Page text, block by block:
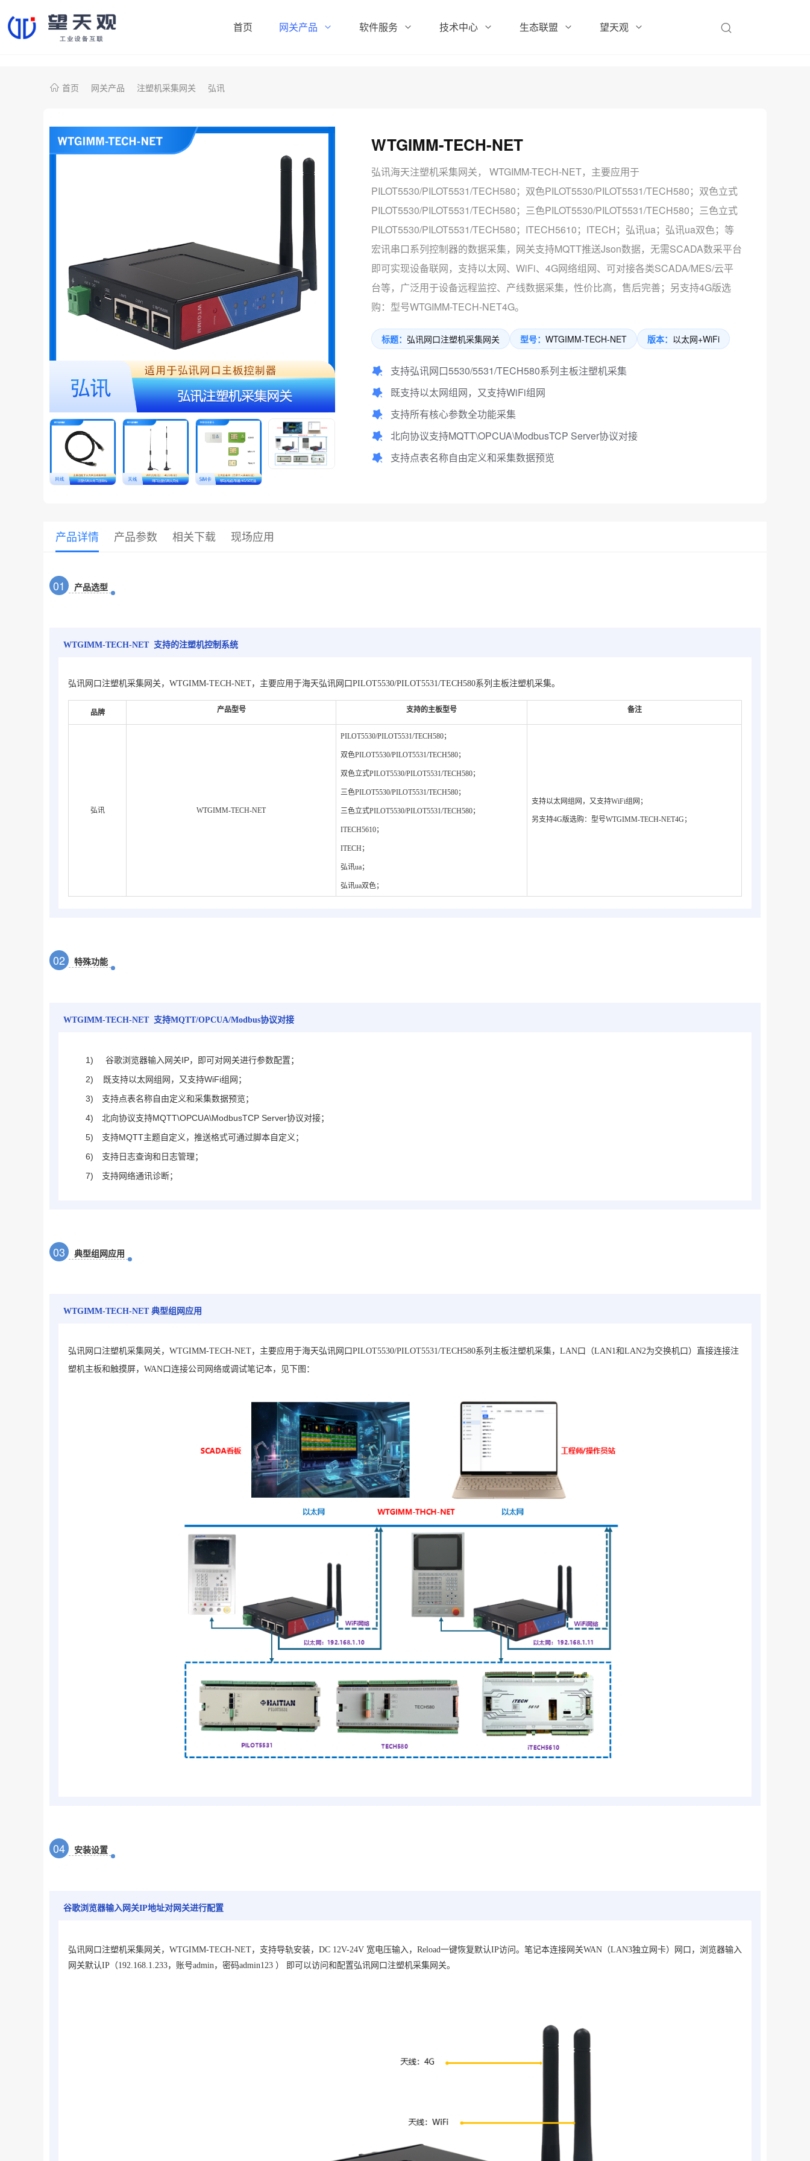
首页 网关产品
机床采集网关
软件服务 技术中心 生态联盟
鼎捷数智
望天观
首页 网关产品 注塑机采集网关 弘讯
WTGIMM-TECH-NET
弘讯海天注塑机采集网关， WTGIMM-TECH-NET，主要应用于
PILOT5530/PILOT5531/TECH580；双色PILOT5530/PILOT5531/TECH580；双色立式
PILOT5530/PILOT5531/TECH580；三色PILOT5530/PILOT5531/TECH580；三色立式
PILOT5530/PILOT5531/TECH580；ITECH5610；ITECH；弘讯ua；弘讯ua双色；等
宏讯串口系列控制器的数据采集，网关支持MQTT推送Json数据，无需SCADA数采平台
即可实现设备联网，支持以太网、WiFi、4G网络组网、可对接各类SCADA/MES/云平
台等，广泛用于设备远程监控、产线数据采集，性价比高，售后完善；另支持4G版选
购：型号WTGIMM-TECH-NET4G。
标题：弘讯网口注塑机采集网关 型号：WTGIMM-TECH-NET 版本： 以太网+WiFi
支持弘讯网口5530/5531/TECH580系列主板注塑机采集
既支持以太网组网，又支持WiFi组网
支持所有核心参数全功能采集
北向协议支持MQTT\OPCUA\ModbusTCP Server协议对接
支持点表名称自由定义和采集数据预览
产品详情 产品参数 相关下载 现场应用
01 产品选型
WTGIMM-TECH-NET 支持的注塑机控制系统
弘讯网口注塑机采集网关，WTGIMM-TECH-NET，主要应用于海天弘讯网口PILOT5530/PILOT5531/TECH580系列主板注塑机采集。
品牌 产品型号 支持的主板型号 备注
弘讯 WTGIMM-TECH-NET
PILOT5530/PILOT5531/TECH580；
双色PILOT5530/PILOT5531/TECH580；
双色立式PILOT5530/PILOT5531/TECH580；
三色PILOT5530/PILOT5531/TECH580；
三色立式PILOT5530/PILOT5531/TECH580；
ITECH5610；
ITECH；
弘讯ua；
弘讯ua双色；
支持以太网组网，又支持WiFi组网；
另支持4G版选购：型号WTGIMM-TECH-NET4G；
02 特殊功能
WTGIMM-TECH-NET 支持MQTT/OPCUA/Modbus协议对接
1) 谷歌浏览器输入网关IP，即可对网关进行参数配置；
2) 既支持以太网组网，又支持WiFi组网；
3)
支持点表名称自由定义和采集数据预览；
4)
北向协议支持MQTT\OPCUA\ModbusTCP Server协议对接；
5)
支持MQTT主题自定义，推送格式可通过脚本自定义；
6)
支持日志查询和日志管理；
7)
支持网络通讯诊断；
03 典型组网应用
WTGIMM-TECH-NET典型组网应用
弘讯网口注塑机采集网关，WTGIMM-TECH-NET，主要应用于海天弘讯网口PILOT5530/PILOT5531/TECH580系列主板注塑机采集，LAN口（LAN1和LAN2为交换机口）直接连接注
塑机主板和触摸屏，WAN口连接公司网络或调试笔记本，见下图：
04 安装设置
谷歌浏览器输入网关IP地址对网关进行配置
弘讯网口注塑机采集网关，WTGIMM-TECH-NET， 支持导轨安装，DC 12V-24V 宽电压输入，Reload一键恢复默认IP访问。 笔记本连接网关WAN（LAN3独立网卡）网口，浏览器输入
网关默认IP（192.168.1.233，账号admin，密码admin123 ） 即可以访问和配置弘讯网口注塑机采集网关。